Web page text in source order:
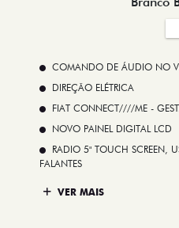
COMANDO DE ÁUDIO NO
DIREÇÃO ELÉTRICA
FIAT CONNECT////ME -
NOVO PAINEL DIGITAL LCD
RADIO 5" TOUCH SCREEN,
FALANTES
VER MAIS